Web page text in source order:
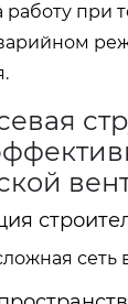
работу при
сеть